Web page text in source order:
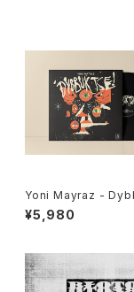
Yoni Mayraz -
"LP"
¥5,980